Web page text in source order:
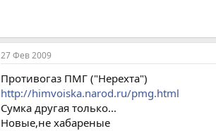
27 Фев 2009
Противогаз ПМГ ("Нерехта")
http://himvoiska.narod.ru/pmg.html
Сумка другая только...
Новые,не хабареные